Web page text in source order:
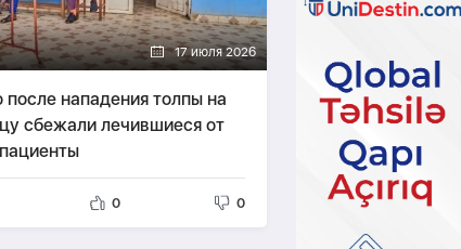
17 июля 2026
после нападения толпы на
сбежали лечившиеся от
0 0